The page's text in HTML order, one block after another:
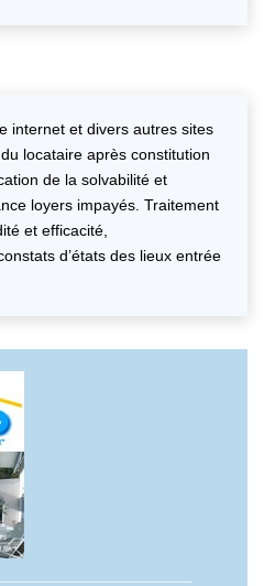
internet et divers autres sites
locataire après constitution
de la solvabilité et
loyers impayés. Traitement
et efficacité,
d’états des lieux entrée